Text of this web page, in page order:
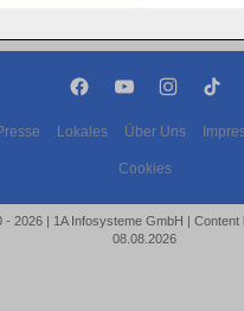
Lokales Über Uns
Cookies
- 2026 | 1A Infosysteme GmbH | Content
08.08.2026